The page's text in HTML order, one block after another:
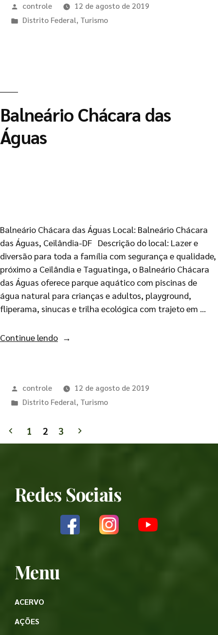
controle
12 de agosto de 2019
Distrito Federal, Turismo
Balneário Chácara das
Águas
Balneário Chácara das Águas Local: Balneário Chácara
das Águas, Ceilândia-DF Descrição do local: Lazer e
diversão para toda a família com segurança e qualidade,
próximo a Ceilândia e Taguatinga, o Balneário Chácara
das Águas oferece parque aquático com piscinas de
água natural para crianças e adultos, playground,
fliperama, sinucas e trilha ecológica com trajeto em …
Continue lendo
controle
12 de agosto de 2019
Distrito Federal, Turismo
1 2 3
Redes Sociais
Menu
ACERVO
AÇÕES